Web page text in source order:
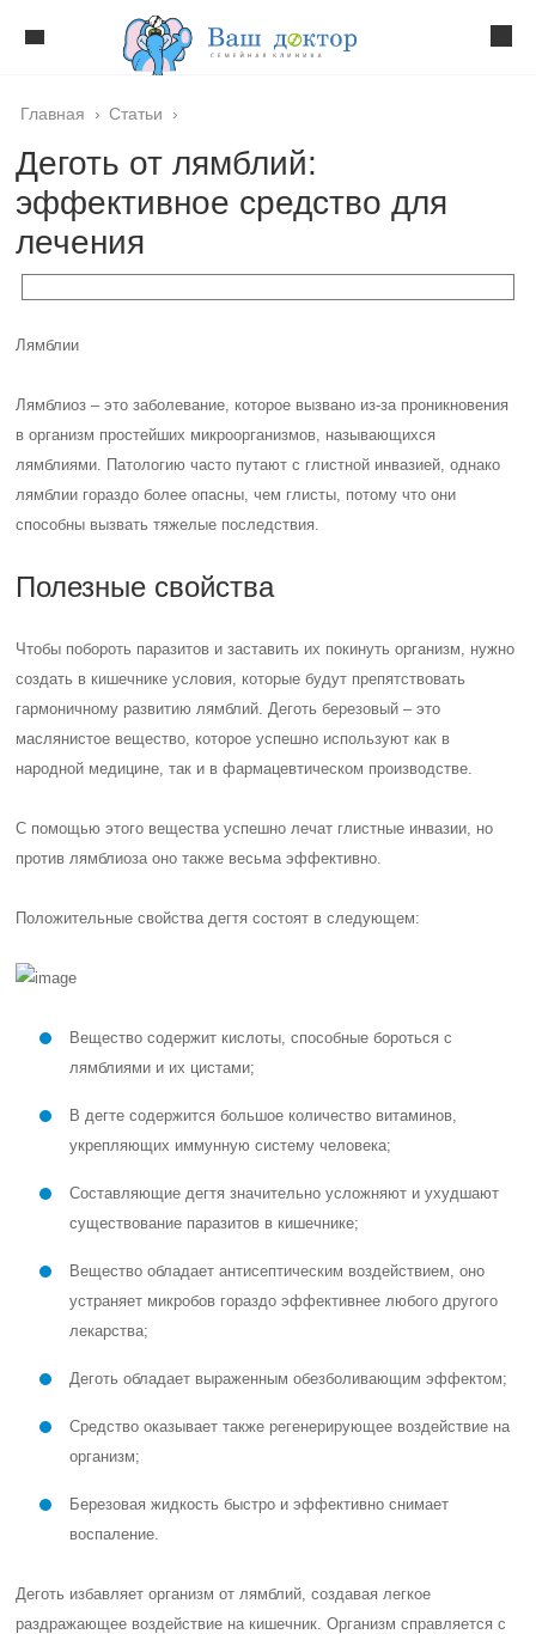
Главная › Статьи ›
Деготь от лямблий:
эффективное средство для
лечения
Лямблии
Лямблиоз – это заболевание, которое вызвано из-за проникновения
в организм простейших микроорганизмов, называющихся
лямблиями. Патологию часто путают с глистной инвазией, однако
лямблии гораздо более опасны, чем глисты, потому что они
способны вызвать тяжелые последствия.
Полезные свойства
Чтобы побороть паразитов и заставить их покинуть организм, нужно
создать в кишечнике условия, которые будут препятствовать
гармоничному развитию лямблий. Деготь березовый – это
маслянистое вещество, которое успешно используют как в
народной медицине, так и в фармацевтическом производстве.
С помощью этого вещества успешно лечат глистные инвазии, но
против лямблиоза оно также весьма эффективно.
Положительные свойства дегтя состоят в следующем:
Вещество содержит кислоты, способные бороться с
лямблиями и их цистами;
В дегте содержится большое количество витаминов,
укрепляющих иммунную систему человека;
Составляющие дегтя значительно усложняют и ухудшают
существование паразитов в кишечнике;
Вещество обладает антисептическим воздействием, оно
устраняет микробов гораздо эффективнее любого другого
лекарства;
Деготь обладает выраженным обезболивающим эффектом;
Средство оказывает также регенерирующее воздействие на
организм;
Березовая жидкость быстро и эффективно снимает
воспаление.
Деготь избавляет организм от лямблий, создавая легкое
раздражающее воздействие на кишечник. Организм справляется с